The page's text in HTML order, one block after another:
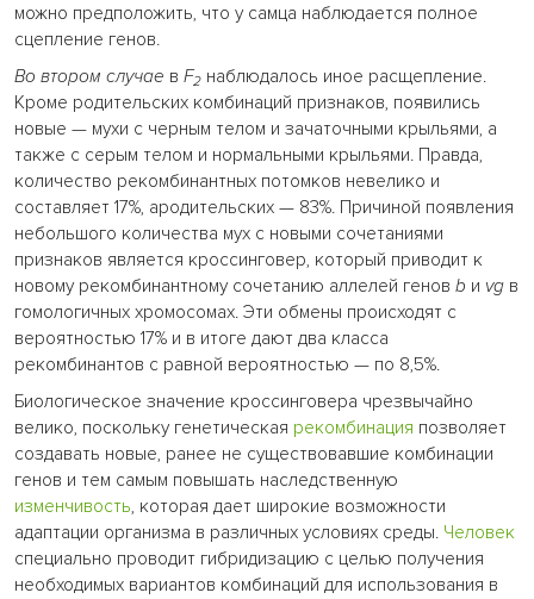
можно предположить, что у самца наблюдается полное
сцепление генов.
Во втором случае в F2 наблюдалось иное расщепление.
Кроме родительских комбинаций признаков, появились
новые — мухи с черным телом и зачаточными крыльями, а
также с серым телом и нормальными крыльями. Правда,
количество рекомбинантных потомков невелико и
составляет 17%, ародительских — 83%. Причиной появления
небольшого количества мух с новыми сочетаниями
признаков является кроссинговер, который приводит к
новому рекомбинантному сочетанию аллелей генов b и vg в
гомологичных хромосомах. Эти обмены происходят с
вероятностью 17% и в итоге дают два класса
рекомбинантов с равной вероятностью — по 8,5%.
Биологическое значение кроссинговера чрезвычайно
велико, поскольку генетическая рекомбинация позволяет
создавать новые, ранее не существовавшие комбинации
генов и тем самым повышать наследственную
изменчивость, которая дает широкие возможности
адаптации организма в различных условиях среды. Человек
специально проводит гибридизацию с целью получения
необходимых вариантов комбинаций для использования в